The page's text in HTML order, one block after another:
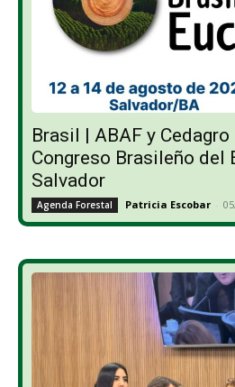
Brasil | ABAF y
Congreso Brasileño del
Salvador
Agenda Forestal Patricia Escobar -